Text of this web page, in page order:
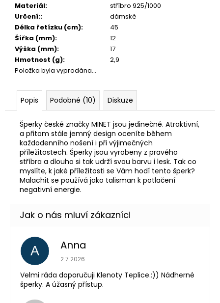
Materiál:
stříbro 925/1000
Určení::
dámské
Délka řetízku (cm):
45
Šířka (mm):
12
Výška (mm):
17
Hmotnost (g):
2,9
Položka byla vyprodána…
Popis Podobné (10) Diskuze
Šperky české značky MINET jsou jedinečné. Atraktivní,
a přitom stále jemný design oceníte během
každodenního nošení i při výjimečných
příležitostech. Šperky jsou vyrobeny z pravého
stříbra a dlouho si tak udrží svou barvu i lesk. Tak co
myslíte, k jaké příležitosti se Vám hodí tento šperk?
Malachit se používá jako talisman k potlačení
negativní energie.
A Anna
Hodnocení obchodu je 5 z 5 hvězdiček.
2.7.2026
Velmi ráda doporučuji Klenoty Teplice.:)) Nádherné
šperky. A úžasný přístup.